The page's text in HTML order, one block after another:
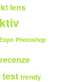
lens
Photoshop
recenze
test trendy